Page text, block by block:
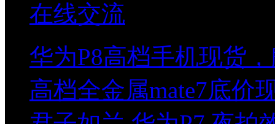
在线交流
华为P8高档手机现货
高档全金属mate7底价